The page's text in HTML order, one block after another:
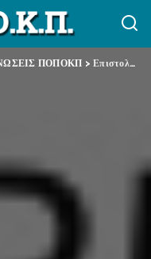
ΠΟΠΟΚΠ >Επιστολή προς κ. Κουτρουμάνη